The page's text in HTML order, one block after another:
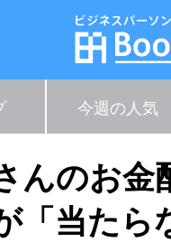
今週の人気
んのお金
「当たら